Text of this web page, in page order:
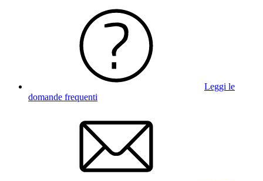
Leggi le
domande frequenti